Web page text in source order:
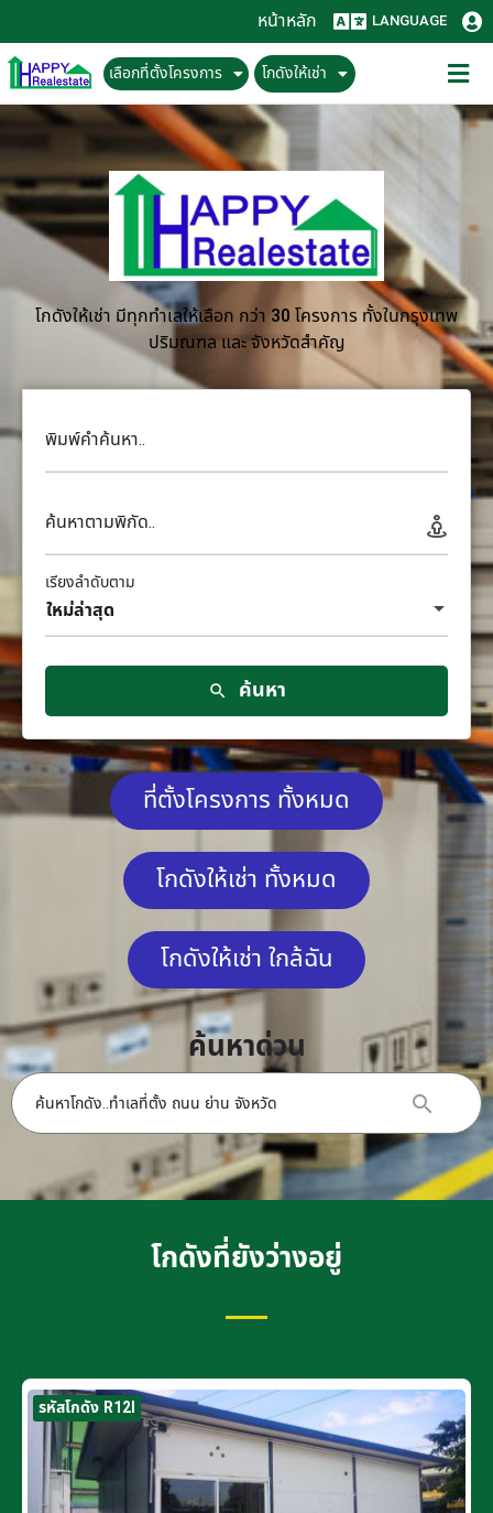
หน้าหลัก LANGUAGE
เลือกที่ตั้งโครงการ โกดังให้เช่า
โกดังให้เช่า มีทุกทำเลให้เลือก กว่า 30 โครงการ ทั้งในกรุงเทพ
ปริมณฑล และ จังหวัดสำคัญ
พิมพ์คำค้นหา..
ค้นหาตามพิกัด..
ใหม่ล่าสุด
เรียงลำดับตาม
ค้นหา
ที่ตั้งโครงการ ทั้งหมด
โกดังให้เช่า ทั้งหมด
โกดังให้เช่า ใกล้ฉัน
ค้นหาด่วน
โกดังที่ยังว่างอยู่
รหัสโกดัง R12I